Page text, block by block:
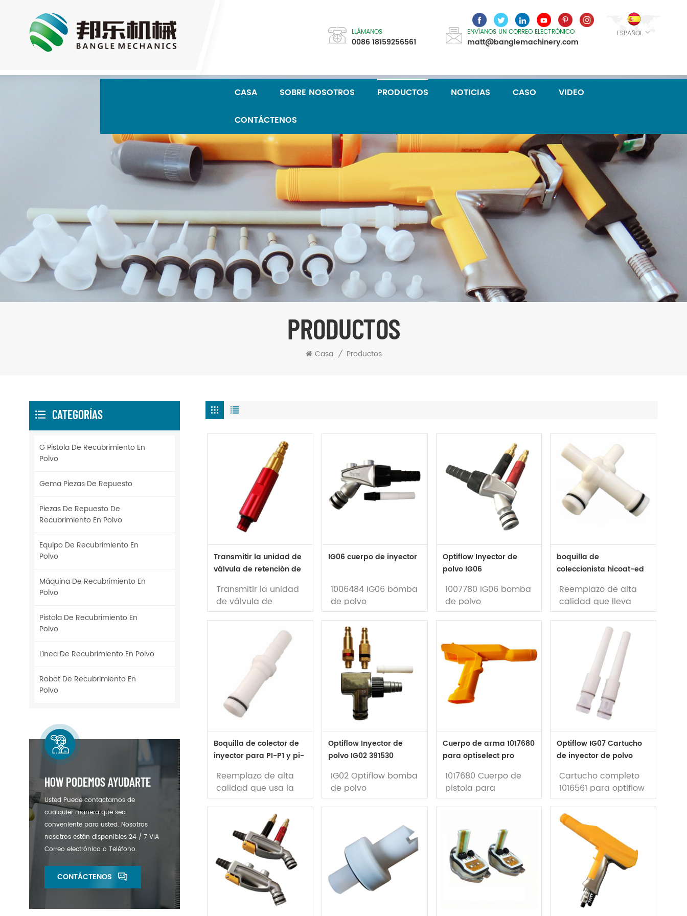
ESPAÑOL
LLÁMANOS
0086 18159256561
ENVÍANOS UN CORREO ELECTRÓNICO
matt@banglemachinery.com
CASA SOBRE NOSOTROS PRODUCTOS NOTICIAS CASO VIDEO
CONTÁCTENOS
PRODUCTOS
Casa / Productos
Transmitir la unidad de
válvula de retención de
Transmitir la unidad
de válvula de
retención de aire
parte no.: 1005589
utilizado en gema
Inyector de polvo de
marca IG06
Disponibilidad: en
IG06 cuerpo de inyector
1006484 IG06 bomba
de polvo
parte no.: 1006484
utilizado en gema
Inyector de polvo de
marca IG06
Disponibilidad: en
stock
Optiflow Inyector de
polvo IG06
1007780 IG06 bomba
de polvo
utilizado en gema
Marca de equipos
de revestimiento en
polvo, máquina de
recubrimiento en
polvo.
stock
boquilla de
coleccionista hicoat-ed
Reemplazo de alta
calidad que lleva
parte de la boquilla
de colector de aire
Marca: wagner
parte No.: 241229
utilizado en Wagner
X1 Hicoat-ed bomba
de polvo
Boquilla de colector de
inyector para PI-P1 y pi-
Reemplazo de alta
calidad que usa la
boquilla Venturi
Marca: wagner
parte No.: 241225
utilizado en Wagner
C4 bomba de polvo
Optiflow Inyector de
polvo IG02 391530
IG02 Optiflow bomba
de polvo
Marca: Gema
Cuerpo de arma 1017680
para optiselect pro
1017680 Cuerpo de
pistola para
Optiselect pro gm04
utilizado en GM04
Polvo Arma;
parte no.: 1017680
Optiflow IG07 Cartucho
de inyector de polvo
Cartucho completo
1016561 para optiflow
IG07 inyector de
polvo
utilizado en IG07
Polvo BOMBA
TIPO: Aftermarket
reemplazo;
parte No.: 1016561
CATEGORÍAS
G Pistola De Recubrimiento En
Polvo
Gema Piezas De Repuesto
Piezas De Repuesto De
Recubrimiento En Polvo
Equipo De Recubrimiento En
Polvo
Máquina De Recubrimiento En
Polvo
Pistola De Recubrimiento En
Polvo
Línea De Recubrimiento En Polvo
Robot De Recubrimiento En
Polvo
HOW PODEMOS AYUDARTE
Usted Puede contactarnos de
cualquier manera que sea
conveniente para usted. Nosotros
nosotros están disponibles 24 / 7 VIA
Correo electrónico o Teléfono.
CONTÁCTENOS